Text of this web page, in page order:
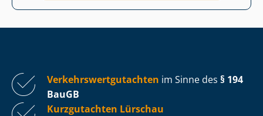
Ver­kehrs­wert­gut­ach­ten im Sinne des § 194
BauGB
Kurzgutachten Lürschau